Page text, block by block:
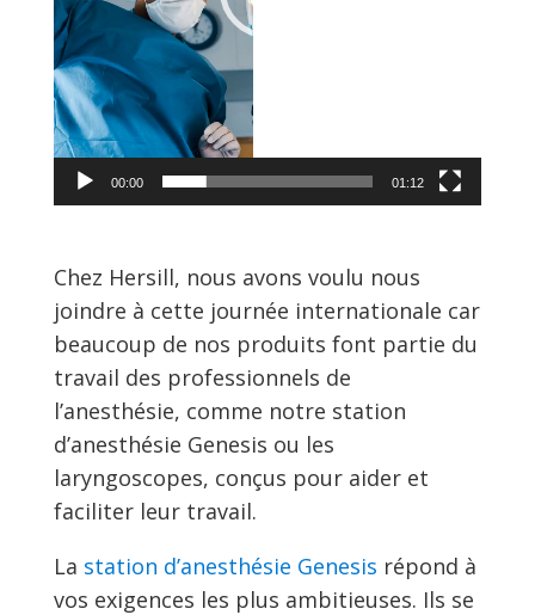
00:00 01:12
Chez Hersill, nous avons voulu nous
joindre à cette journée internationale car
beaucoup de nos produits font partie du
travail des professionnels de
l’anesthésie, comme notre station
d’anesthésie Genesis ou les
laryngoscopes, conçus pour aider et
faciliter leur travail.
La station d’anesthésie Genesis répond à
vos exigences les plus ambitieuses. Ils se